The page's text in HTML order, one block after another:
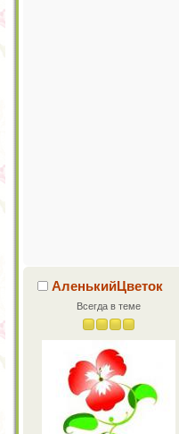
АленькийЦветок
Всегда в теме